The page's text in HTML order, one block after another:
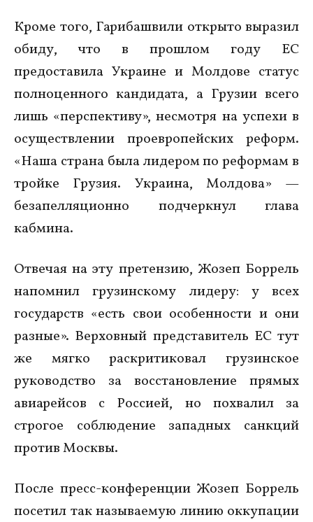
Кроме того, Гарибашвили открыто выразил
обиду, что в прошлом году ЕС
предоставила Украине и Молдове статус
полноценного кандидата, а Грузии всего
лишь «перспективу», несмотря на успехи в
осуществлении проевропейских реформ.
«Наша страна была лидером по реформам в
тройке Грузия. Украина, Молдова» —
безапелляционно подчеркнул глава
кабмина.
Отвечая на эту претензию, Жозеп Боррель
напомнил грузинскому лидеру: у всех
государств «есть свои особенности и они
разные». Верховный представитель ЕС тут
же мягко раскритиковал грузинское
руководство за восстановление прямых
авиарейсов с Россией, но похвалил за
строгое соблюдение западных санкций
против Москвы.
После пресс-конференции Жозеп Боррель
посетил так называемую линию оккупации